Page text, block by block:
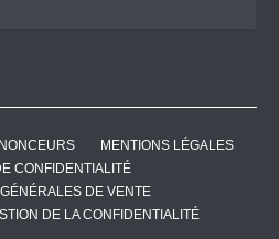
MENTIONS LÉGALES
CONFIDENTIALITÉ
DE VENTE
DE LA CONFIDENTIALITÉ